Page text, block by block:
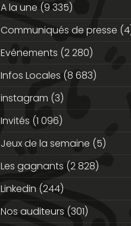
A la une (9 335)
Communiqués de presse
Evénements (2 280)
Infos Locales (8 683)
instagram (3)
Invités (1 096)
Jeux de la semaine (5)
Les gagnants (2 828)
Linkedin (244)
Nos auditeurs (301)